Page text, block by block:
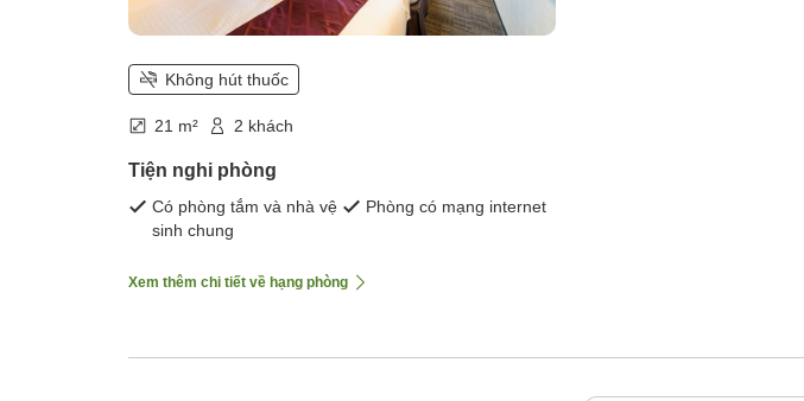
Không hút thuốc
21 m² 2 khách
Tiện nghi phòng
Có phòng tắm và nhà vệ
sinh chung
Phòng có mạng internet
Xem thêm chi tiết về hạng phòng